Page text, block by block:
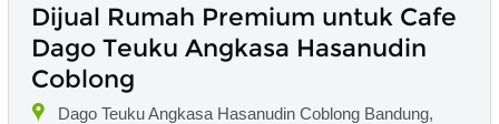
Dijual Rumah Premium untuk Cafe
Dago Teuku Angkasa Hasanudin
Coblong
Dago Teuku Angkasa Hasanudin Coblong Bandung,